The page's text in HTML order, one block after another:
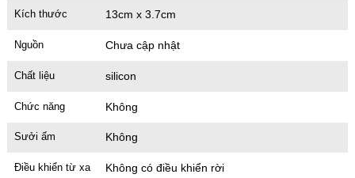
Kích thước 13cm x 3.7cm
Nguồn Chưa cập nhật
Chất liệu silicon
Chức năng Không
Sưởi ấm Không
Điều khiển từ xa Không có điều khiển rời